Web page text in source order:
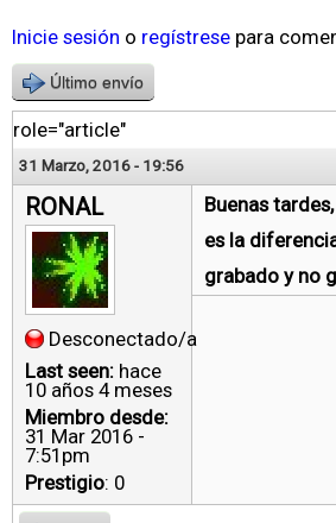
Inicie sesión o regístrese para
Último envío
role="article"
31 Marzo, 2016 - 19:56
RONAL
Desconectado/a
Last seen: hace
10 años 4 meses
Miembro desde:
31 Mar 2016 -
7:51pm
Prestigio: 0
Buenas
es la
grabado y no